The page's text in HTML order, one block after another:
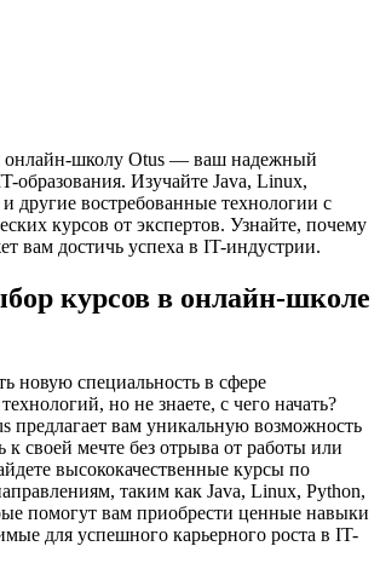
онлайн-школу Otus — ваш надежный
образования. Изучайте Java, Linux,
другие востребованные технологии с
курсов от экспертов. Узнайте, почему
вам достичь успеха в IT-индустрии.
курсов в онлайн-школе
новую специальность в сфере
но не знаете, с чего начать?
предлагает вам уникальную возможность
к своей мечте без отрыва от работы или
высококачественные курсы по
таким как Java, Linux, Python,
помогут вам приобрести ценные навыки
для успешного карьерного роста в IT-